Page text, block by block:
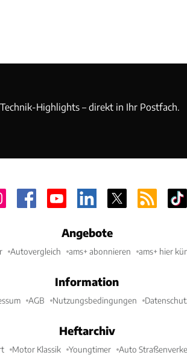
Highlights – direkt in Ihr Postfach.
Angebote
Autovergleich ams+ abonnieren ams+ hier
Information
AGB Nutzungsbedingungen
Heftarchiv
Motor Klassik Youngtimer Auto